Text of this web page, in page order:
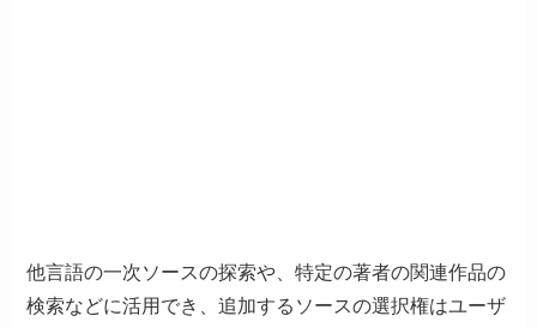
他言語の一次ソースの探索や、特定の著者の関連作品の
検索などに活用でき、追加するソースの選択権はユーザ